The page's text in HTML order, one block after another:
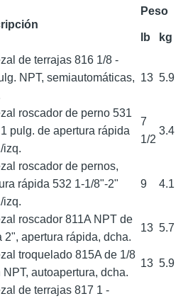
Peso
lb kg
de terrajas 816 1/8 -
NPT, semiautomáticas, 13 5.9
roscador de perno 531
pulg. de apertura rápida
izq.
7
1/2
3.4
roscador de pernos,
rápida 532 1-1/8"-2"
izq.
9 4.1
roscador 811A NPT de
2", apertura rápida, dcha.
13 5.7
troquelado 815A de 1/8
NPT, autoapertura, dcha.
13 5.9
de terrajas 817 1 -